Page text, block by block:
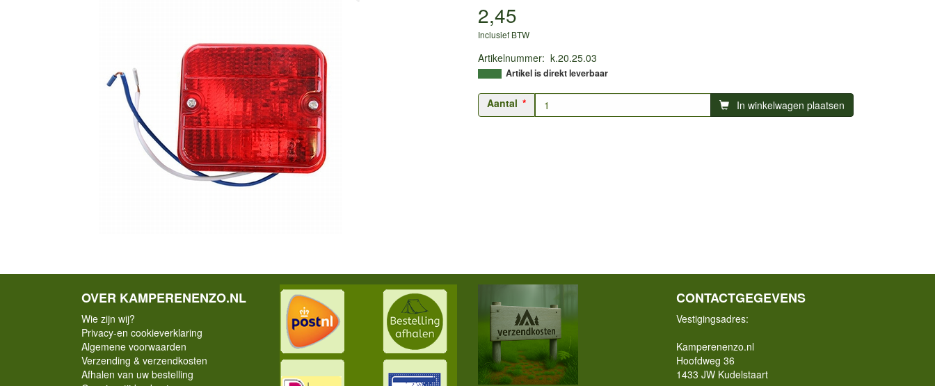
2,45
Inclusief BTW
Artikelnummer: k.20.25.03
Artikel is direkt leverbaar
Aantal In winkelwagen plaatsen
OVER KAMPERENENZO.NL
Wie zijn wij?
Privacy-en cookieverklaring
Algemene voorwaarden
Verzending & verzendkosten
Afhalen van uw bestelling
CONTACTGEGEVENS
Vestigingsadres:
Kamperenenzo.nl
Hoofdweg 36
1433 JW Kudelstaart